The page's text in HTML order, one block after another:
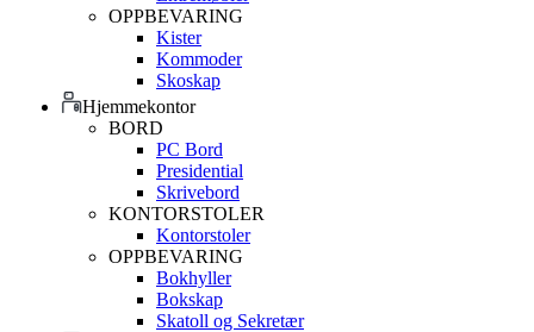
OPPBEVARING
Kister
Kommoder
Skoskap
Hjemmekontor
BORD
PC Bord
Presidential
Skrivebord
KONTORSTOLER
Kontorstoler
OPPBEVARING
Bokhyller
Bokskap
Skatoll og Sekretær